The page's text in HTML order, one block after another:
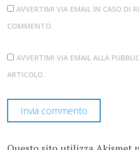
AVVERTIMI VIA EMAIL IN CASO DI
COMMENTO.
AVVERTIMI VIA EMAIL ALLA
ARTICOLO.